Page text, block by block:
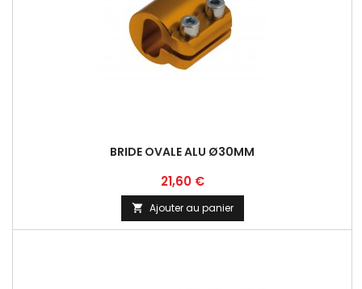
BRIDE OVALE ALU Ø30MM
Prix
21,60 €
 Ajouter au panier